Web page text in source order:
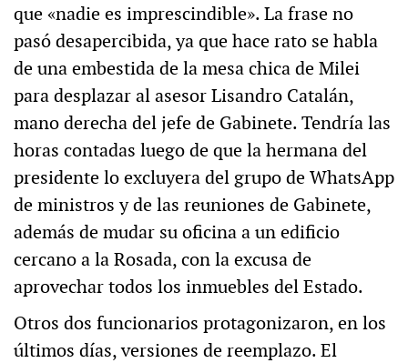
que «nadie es imprescindible». La frase no
pasó desapercibida, ya que hace rato se habla
de una embestida de la mesa chica de Milei
para desplazar al asesor Lisandro Catalán,
mano derecha del jefe de Gabinete. Tendría las
horas contadas luego de que la hermana del
presidente lo excluyera del grupo de WhatsApp
de ministros y de las reuniones de Gabinete,
además de mudar su oficina a un edificio
cercano a la Rosada, con la excusa de
aprovechar todos los inmuebles del Estado.
Otros dos funcionarios protagonizaron, en los
últimos días, versiones de reemplazo. El